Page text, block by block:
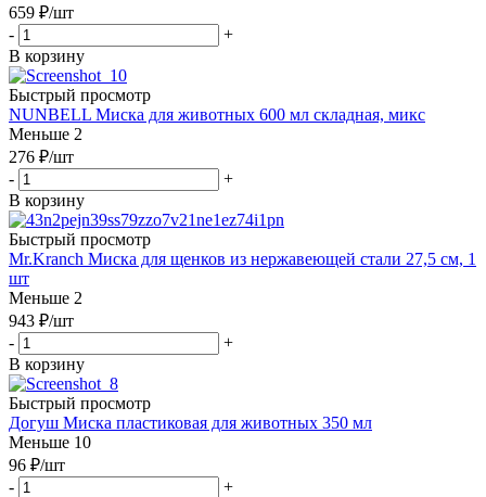
659 ₽/шт
-
+
В корзину
Быстрый просмотр
NUNBELL Миска для животных 600 мл складная, микс
Меньше 2
276 ₽/шт
-
+
В корзину
Быстрый просмотр
Mr.Kranch Миска для щенков из нержавеющей стали 27,5 см, 1
шт
Меньше 2
943 ₽/шт
-
+
В корзину
Быстрый просмотр
Догуш Миска пластиковая для животных 350 мл
Меньше 10
96 ₽/шт
-
+